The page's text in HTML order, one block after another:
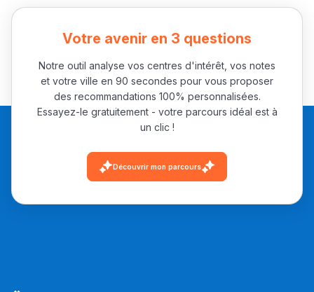
Votre avenir en 3 questions
Notre outil analyse vos centres d'intérêt, vos notes
et votre ville en 90 secondes pour vous proposer
des recommandations 100% personnalisées.
Essayez-le gratuitement - votre parcours idéal est à
un clic !
Découvrir mon parcours